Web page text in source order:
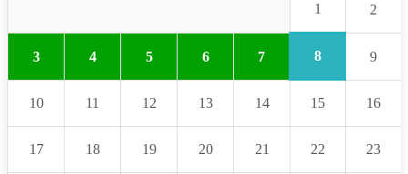
1 2
3 4 5 6 7 8 9
10 11 12 13 14 15 16
17 18 19 20 21 22 23